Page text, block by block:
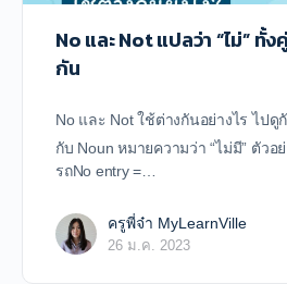
No และ Not แปลว่า “ไม่” ทั้ง
กัน
No และ Not ใช้ต่างกันอย่างไร ไปดู
กับ Noun หมายความว่า “ไม่มี” ตัวอ
รถNo entry =…
ครูพี่จ๋า MyLearnVille
26 ม.ค. 2023